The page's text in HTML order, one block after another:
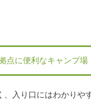
点に便利なキャンプ場
、入り口にはわかりや